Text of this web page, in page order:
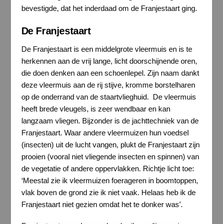
bevestigde, dat het inderdaad om de Franjestaart ging.
De Franjestaart
De Franjestaart is een middelgrote vleermuis en is te
herkennen aan de vrij lange, licht doorschijnende oren,
die doen denken aan een schoenlepel. Zijn naam dankt
deze vleermuis aan de rij stijve, kromme borstelharen
op de onderrand van de staartvlieghuid. De vleermuis
heeft brede vleugels, is zeer wendbaar en kan
langzaam vliegen. Bijzonder is de jachttechniek van de
Franjestaart. Waar andere vleermuizen hun voedsel
(insecten) uit de lucht vangen, plukt de Franjestaart zijn
prooien (vooral niet vliegende insecten en spinnen) van
de vegetatie of andere oppervlakken. Richtje licht toe:
‘Meestal zie ik vleermuizen foerageren in boomtoppen,
vlak boven de grond zie ik niet vaak. Helaas heb ik de
Franjestaart niet gezien omdat het te donker was’.